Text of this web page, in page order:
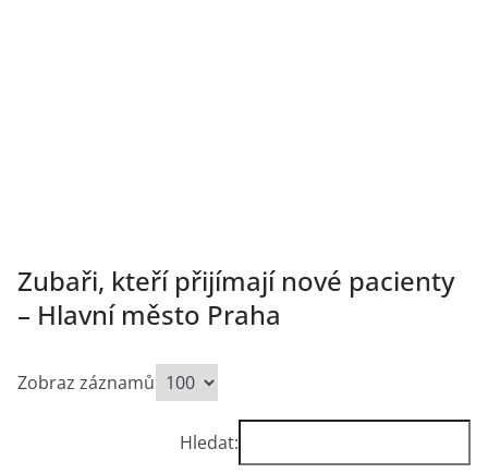
Zubaři, kteří přijímají nové pacienty
– Hlavní město Praha
Zobraz záznamů
Hledat: